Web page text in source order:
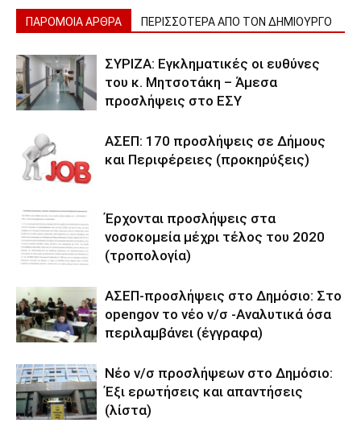
ΠΑΡΟΜΟΙΑ ΑΡΘΡΑ ΠΕΡΙΣΣΟΤΕΡΑ ΑΠΟ ΤΟΝ ΔΗΜΙΟΥΡΓΟ
ΣΥΡΙΖΑ: Εγκληματικές οι ευθύνες
του κ. Μητσοτάκη – Άμεσα
προσλήψεις στο ΕΣΥ
ΑΣΕΠ: 170 προσλήψεις σε Δήμους
και Περιφέρειες (προκηρύξεις)
Έρχονται προσλήψεις στα
νοσοκομεία μέχρι τέλος του 2020
(τροπολογία)
ΑΣΕΠ-προσλήψεις στο Δημόσιο: Στο
opengov το νέο ν/σ -Αναλυτικά όσα
περιλαμβάνει (έγγραφα)
Νέο ν/σ προσλήψεων στο Δημόσιο:
Έξι ερωτήσεις και απαντήσεις
(λίστα)